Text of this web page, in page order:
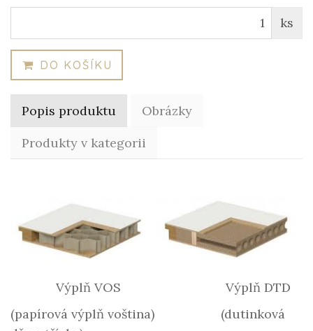
ks
DO KOŠÍKU
Popis produktu
Obrázky
Produkty v kategorii
Výplň VOS Výplň DTD
(papírová výplň voština) (dutinková